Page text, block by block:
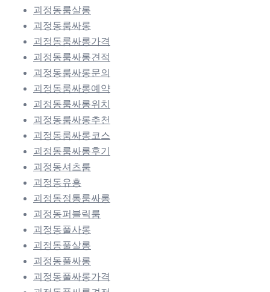
괴정동룸살롱
괴정동룸싸롱
괴정동룸싸롱가격
괴정동룸싸롱견적
괴정동룸싸롱문의
괴정동룸싸롱예약
괴정동룸싸롱위치
괴정동룸싸롱추천
괴정동룸싸롱코스
괴정동룸싸롱후기
괴정동셔츠룸
괴정동유흥
괴정동정통룸싸롱
괴정동퍼블릭룸
괴정동풀사롱
괴정동풀살롱
괴정동풀싸롱
괴정동풀싸롱가격